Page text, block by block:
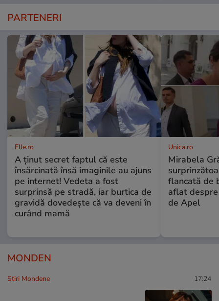
PARTENERI
Elle.ro
A ținut secret faptul că este
însărcinată însă imaginile au ajuns
pe internet! Vedeta a fost
surprinsă pe stradă, iar burtica de
gravidă dovedește că va deveni în
curând mamă
Unica.ro
Mirabela
flancată de
aflat
de Apel
MONDEN
Stiri Mondene 17:24